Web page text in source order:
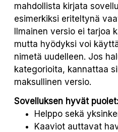
mahdollista kirjata
esimerkiksi eriteltynä
Ilmainen versio ei tarjoa
mutta hyödyksi voi
nimetä uudelleen. Jos
kategorioita, kannattaa
maksullinen versio.
Sovelluksen hyvät puolet:
Helppo sekä
Kaaviot auttavat